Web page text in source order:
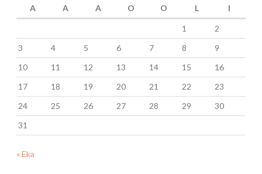
A
A A O O L I
1
2
3
4 5 6 7 8
9
10
11 12 13 14 15
16
17
18 19 20 21 22
23
24
25 26 27 28 29
30
31
« Eka